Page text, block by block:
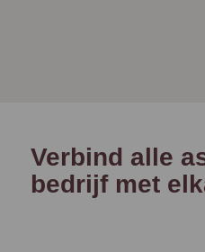
Verbind alle
bedrijf met